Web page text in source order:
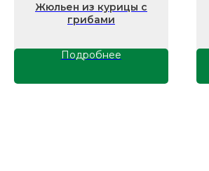
Жюльен из курицы с
грибами
Подробнее
109377, Россия, г. Москва, ул.
Академика Скрябина, д. 9, корп. 2, стр.
г. Щёлково, ул.Поварская, вл. 1